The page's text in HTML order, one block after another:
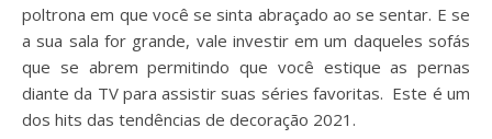
poltrona em que você se sinta abraçado ao se sentar. E se
a sua sala for grande, vale investir em um daqueles sofás
que se abrem permitindo que você estique as pernas
diante da TV para assistir suas séries favoritas. Este é um
dos hits das tendências de decoração 2021.